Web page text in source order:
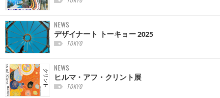
NEWS
デザイナート トーキョー 2025
TOKYO
NEWS
ヒルマ・アフ・クリント展
TOKYO